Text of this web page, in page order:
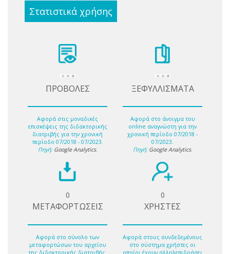
Στατιστικά χρήσης
ΠΡΟΒΟΛΕΣ
Αφορά στις μοναδικές
επισκέψεις της διδακτορικής
διατριβής για την χρονική
περίοδο 07/2018 - 07/2023.
Πηγή: Google Analytics.
ΞΕΦΥΛΛΙΣΜΑΤΑ
Αφορά στο άνοιγμα του
online αναγνώστη για την
χρονική περίοδο 07/2018 -
07/2023.
Πηγή: Google Analytics.
0
ΜΕΤΑΦΟΡΤΩΣΕΙΣ
Αφορά στο σύνολο των
μεταφορτώσων του αρχείου
της διδακτορικής διατριβής.
0
ΧΡΗΣΤΕΣ
Αφορά στους συνδεδεμένους
στο σύστημα χρήστες οι
οποίοι έχουν αλληλεπιδράσει